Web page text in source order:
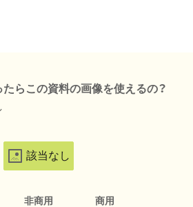
たらこの資料の画像を使えるの？
該当なし
非商用 商用